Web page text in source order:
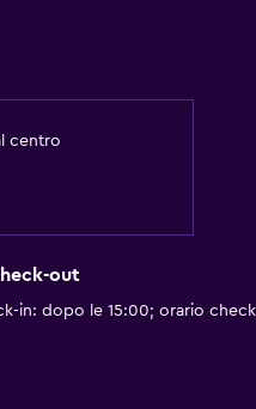
centro
out
in: dopo le 15:00; orario